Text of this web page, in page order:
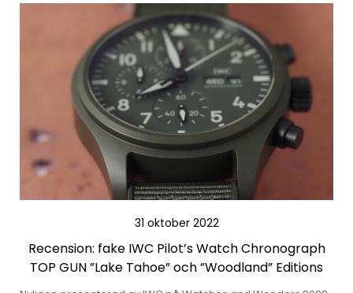
31 oktober 2022
Recension: fake IWC Pilot’s Watch Chronograph
TOP GUN ”Lake Tahoe” och ”Woodland” Editions